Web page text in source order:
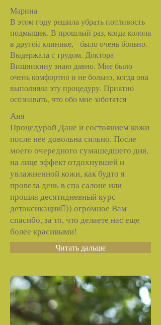
Марина
В этом году решила убрать потливость
подмышек. В прошлый раз, когда колола
в другой клинике, - было очень больно.
Выдержала с трудом. Доктора
Вишникину знаю давно. Мне было
очень комфортно и не больно, когда она
выполняла эту процедуру. Приятно
осознавать, что обо мне заботятся
Аня
Процедурой Дане и состоянием кожи
после нее довольна сильно. После
моего очередного сумашедшего дня,
на лице эффект отдохнувшей и
увлажненной кожи, как будто я
провела день в спа салоне или
прошла десятидневный курс
детоксикации)) огромное Вам
спасибо, за то, что делаете нас еще
более красивыми!
Читать дальше